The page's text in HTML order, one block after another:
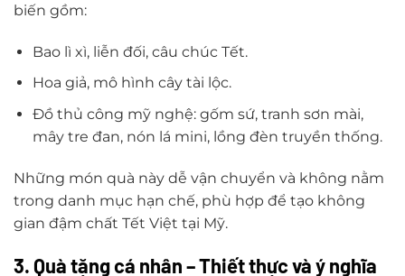
biến gồm:
Bao lì xì, liễn đối, câu chúc Tết.
Hoa giả, mô hình cây tài lộc.
Đồ thủ công mỹ nghệ: gốm sứ, tranh sơn mài,
mây tre đan, nón lá mini, lồng đèn truyền thống.
Những món quà này dễ vận chuyển và không nằm
trong danh mục hạn chế, phù hợp để tạo không
gian đậm chất Tết Việt tại Mỹ.
3. Quà tặng cá nhân – Thiết thực và ý nghĩa